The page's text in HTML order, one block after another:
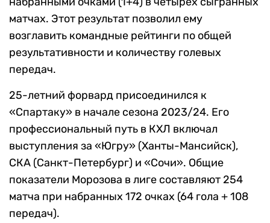
матчах. Этот результат позволил ему
возглавить командные рейтинги по общей
результативности и количеству голевых
передач.
25-летний форвард присоединился к
«Спартаку» в начале сезона 2023/24. Его
профессиональный путь в КХЛ включал
выступления за «Югру» (Ханты-Мансийск),
СКА (Санкт-Петербург) и «Сочи». Общие
показатели Морозова в лиге составляют 254
матча при набранных 172 очках (64 гола + 108
передач).